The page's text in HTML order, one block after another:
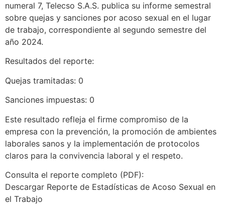
numeral 7, Telecso S.A.S. publica su informe semestral
sobre quejas y sanciones por acoso sexual en el lugar
de trabajo, correspondiente al segundo semestre del
año 2024.
Resultados del reporte:
Quejas tramitadas: 0
Sanciones impuestas: 0
Este resultado refleja el firme compromiso de la
empresa con la prevención, la promoción de ambientes
laborales sanos y la implementación de protocolos
claros para la convivencia laboral y el respeto.
Consulta el reporte completo (PDF):
Descargar Reporte de Estadísticas de Acoso Sexual en
el Trabajo